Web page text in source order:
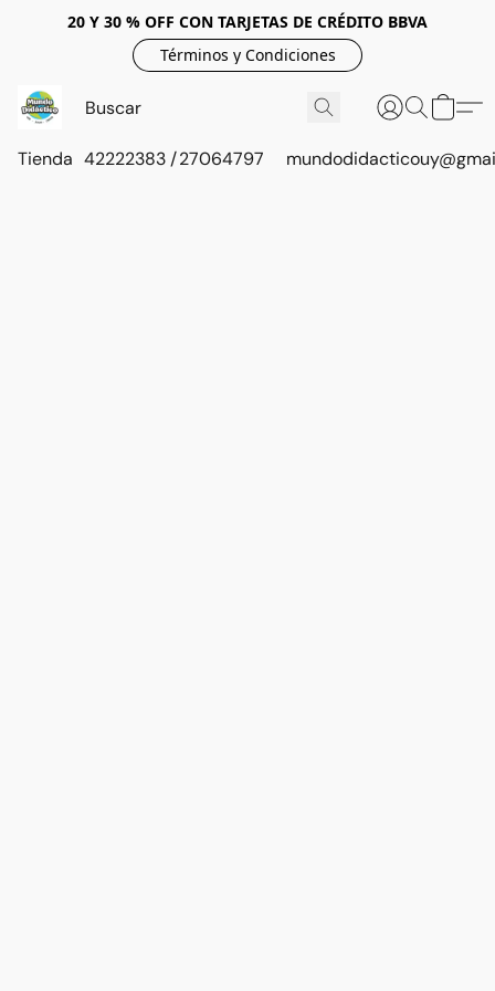
20 Y 30 % OFF CON TARJETAS DE CRÉDITO BBVA
Términos y Condiciones
Tienda 42222383 / 27064797